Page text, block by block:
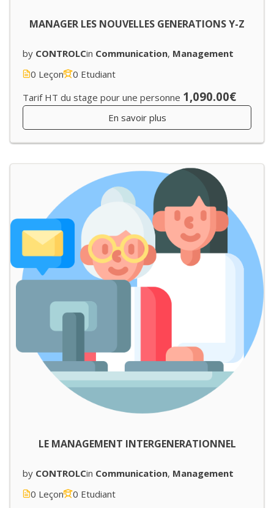
MANAGER LES NOUVELLES GENERATIONS Y-Z
by CONTROLCin Communication, Management
0 Leçon
0 Etudiant
Tarif HT du stage pour une personne 1,090.00€
En savoir plus
LE MANAGEMENT INTERGENERATIONNEL
by CONTROLCin Communication, Management
0 Leçon
0 Etudiant